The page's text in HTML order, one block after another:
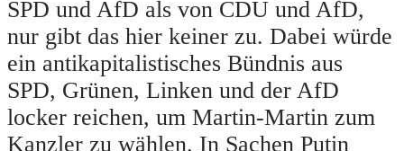
SPD und AfD als von CDU und AfD,
nur gibt das hier keiner zu. Dabei würde
ein antikapitalistisches Bündnis aus
SPD, Grünen, Linken und der AfD
locker reichen, um Martin-Martin zum
Kanzler zu wählen. In Sachen Putin